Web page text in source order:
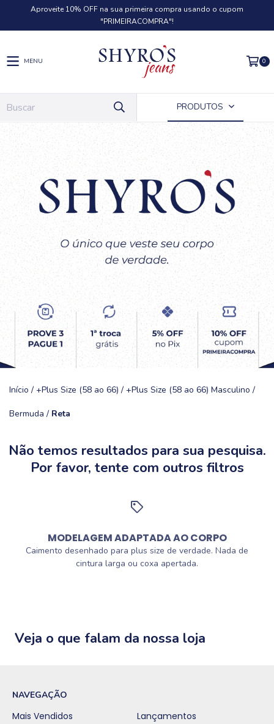
Aproveite 10% OFF na sua primeira compra usando o cupom
"PRIMEIRACOMPRA"!
MENU 0
PRODUTOS
Início / +Plus Size (58 ao 66) / +Plus Size (58 ao 66) Masculino /
Bermuda / Reta
Não temos resultados para sua pesquisa.
Por favor, tente com outros filtros
MODELAGEM ADAPTADA AO CORPO
Caimento desenhado para plus size de verdade. Nada de
cintura larga ou coxa apertada.
Veja o que falam da nossa loja
NAVEGAÇÃO
Mais Vendidos
Lançamentos